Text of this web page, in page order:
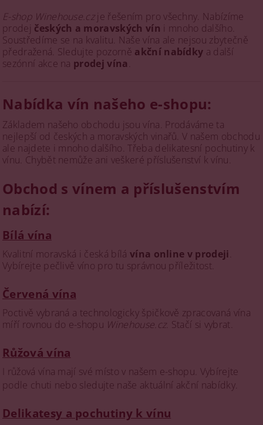
E-shop Winehouse.czje řešením pro všechny. Nabízíme
prodej českých a moravských vín i mnoho dalšího.
Soustředíme se na kvalitu. Naše vína ale nejsou zbytečně
předražená. Sledujte pozorně akční nabídky a další
sezónní akce na prodej vína
Nabídka vín našeho e-shopu:
Základem našeho obchodu jsou vína. Prodáváme ta
nejlepší od českých a moravských vinařů. V našem obchodu
ale najdete i mnoho dalšího. Třeba delikatesní pochutiny k
vínu. Chybět nemůže ani veškeré příslušenství k vínu.
Obchod s vínem a příslušenstvím
nabízí:
Bílá vína
Kvalitní moravská i česká bílá vína online v prodeji
Vybírejte pečlivě víno pro tu správnou příležitost.
Červená vína
Poctivě vybraná a technologicky špičkově zpracovaná vína
míří rovnou do e-shopu Winehouse.cz. Stačí si vybrat.
Růžová vína
I růžová vína mají své místo v našem e-shopu. Vybírejte
podle chuti nebo sledujte naše aktuální akční nabídky.
Delikatesy a pochutiny k vínu